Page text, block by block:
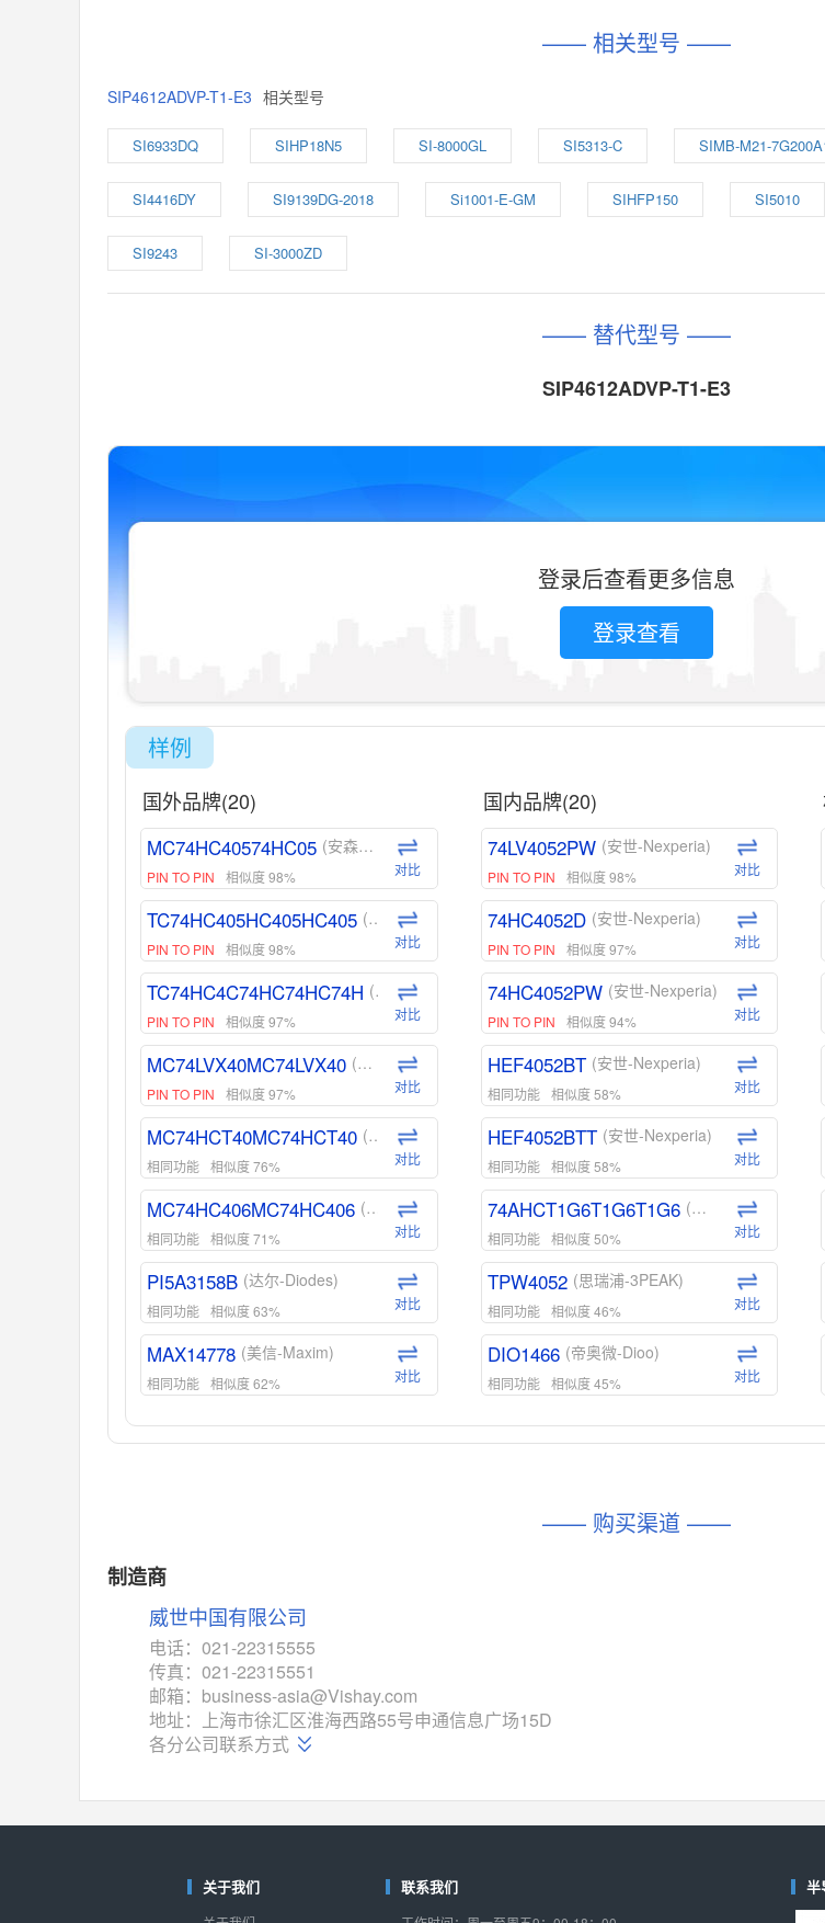
—— 相关型号 ——
SIP4612ADVP-T1-E3 相关型号
SI6933DQ SIHP18N5 SI-8000GL SI5313-C SIMB-M21-
SI4416DY SI9139DG-2018 Si1001-E-GM SIHFP150 SI5010
SI9243 SI-3000ZD
—— 替代型号 ——
SIP4612ADVP-T1-E3
登录后查看更多信息
登录查看
样例
国外品牌(20)
MC74HC40574HC05 (安森美-ON)
PIN TO PIN 相似度 98% 对比
TC74HC405HC405HC405 (东芝-Toshiba)
PIN TO PIN 相似度 98% 对比
TC74HC4C74HC74HC74H (东芝-Toshiba)
PIN TO PIN 相似度 97% 对比
MC74LVX40MC74LVX40 (安森美-ON)
PIN TO PIN 相似度 97% 对比
MC74HCT40MC74HCT40 (安森美-ON)
相同功能 相似度 76% 对比
MC74HC406MC74HC406 (安森美-ON)
相同功能 相似度 71% 对比
PI5A3158B (达尔-Diodes)
相同功能 相似度 63% 对比
MAX14778 (美信-Maxim)
相同功能 相似度 62% 对比
ADG1439 (亚德诺-ADI)
对比
MAX14760
M74HC4852 (意法-ST)
相同功能 相似度 52%
TC4052BF (东芝-Toshiba)
相同功能 相似度 50%
相似度 49% 对比
国内品牌(20)
74LV4052PW (安世-Nexperia)
PIN TO PIN 相似度 98% 对比
74HC4052D (安世-Nexperia)
PIN TO PIN 相似度 97% 对比
74HC4052PW (安世-Nexperia)
PIN TO PIN 相似度 94% 对比
HEF4052BT (安世-Nexperia)
相同功能 相似度 58% 对比
HEF4052BTT (安世-Nexperia)
相同功能 相似度 58% 对比
74AHCT1G6T1G6T1G6 (安世-Nexperia)
相同功能 相似度 50% 对比
TPW4052 (思瑞浦-3PEAK)
相同功能 相似度 46% 对比
DIO1466 (帝奥微-Dioo)
相同功能 相似度 45% 对比
DIO1159 (帝奥微-Dioo)
对比
相似度 44%
TPW3221
—— 购买渠道 ——
制造商
威世中国有限公司
电话：021-22315555
传真：021-22315551
邮箱：business-asia@Vishay.com
地址：上海市徐汇区淮海西路55号申通信息广场15D
各分公司联系方式
关于我们 联系我们 半